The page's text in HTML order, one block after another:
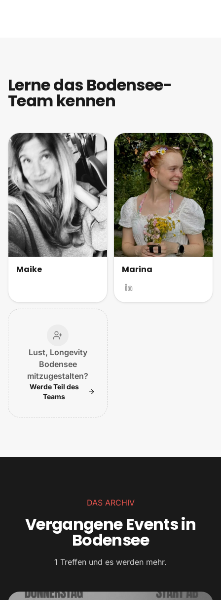
Lerne das Bodensee-
Team kennen
Maike Marina
Lust, Longevity
Bodensee
mitzugestalten?
Werde Teil des
Teams
DAS ARCHIV
Vergangene Events in
Bodensee
1 Treffen und es werden mehr.